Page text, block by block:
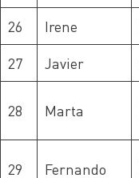
26
Irene
27
Javier
28 Marta
29 Fernando